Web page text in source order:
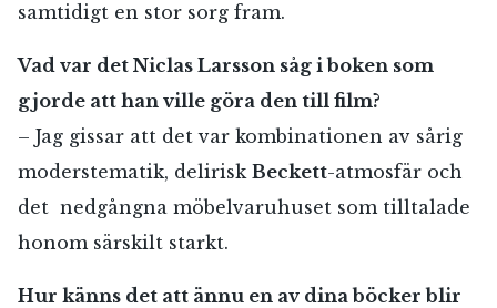
samtidigt en stor sorg fram.
Vad var det Niclas Larsson såg i boken som
gjorde att han ville göra den till film?
– Jag gissar att det var kombinationen av sårig
moderstematik, delirisk Beckett-atmosfär och
det nedgångna möbelvaruhuset som tilltalade
honom särskilt starkt.
Hur känns det att ännu en av dina böcker blir